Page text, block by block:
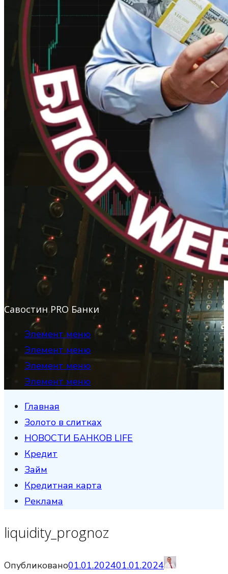
Савостин PRO Банки
Элемент меню
Элемент меню
Элемент меню
Элемент меню
Главная
Золото в слитках
НОВОСТИ БАНКОВ LIFE
Кредит
Займ
Кредитная карта
Реклама
liquidity_prognoz
Опубликовано01.01.202401.01.2024